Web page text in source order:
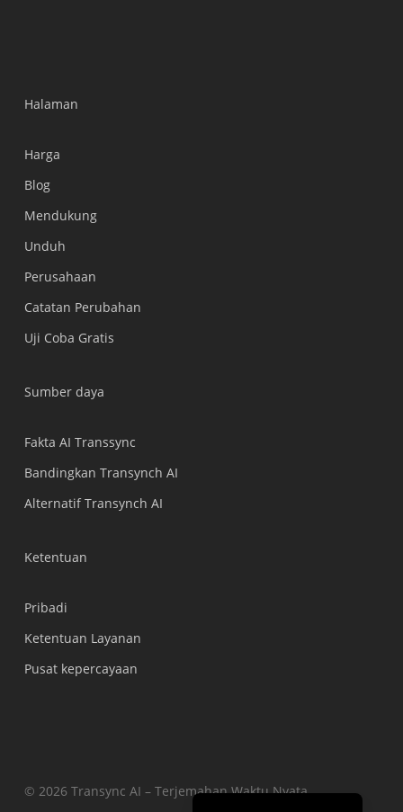
Halaman
Harga
Blog
Mendukung
Unduh
Perusahaan
Catatan Perubahan
Uji Coba Gratis
Sumber daya
Fakta AI Transsync
Bandingkan Transynch AI
Alternatif Transynch AI
Ketentuan
Pribadi
Ketentuan Layanan
Pusat kepercayaan
© 2026 Transync AI – Terjemahan Waktu Nyata.
English